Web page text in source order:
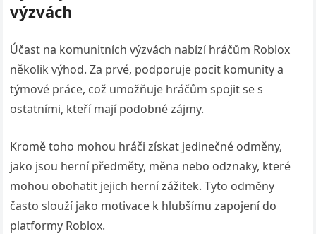
výzvách
Účast na komunitních výzvách nabízí hráčům Roblox
několik výhod. Za prvé, podporuje pocit komunity a
týmové práce, což umožňuje hráčům spojit se s
ostatními, kteří mají podobné zájmy.
Kromě toho mohou hráči získat jedinečné odměny,
jako jsou herní předměty, měna nebo odznaky, které
mohou obohatit jejich herní zážitek. Tyto odměny
často slouží jako motivace k hlubšímu zapojení do
platformy Roblox.